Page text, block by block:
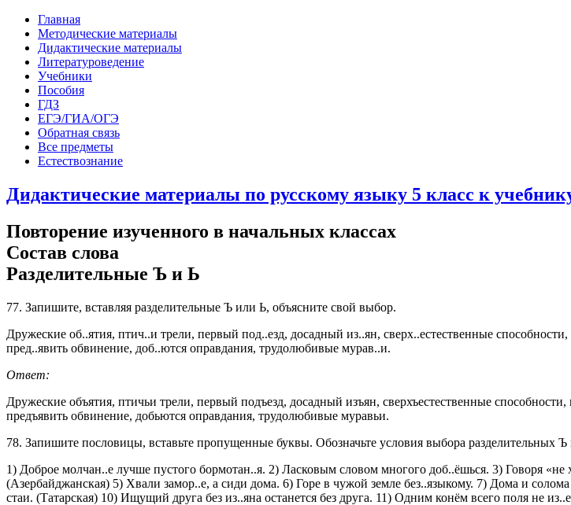
Главная
Методические материалы
Дидактические материалы
Литературоведение
Учебники
Пособия
ГДЗ
ЕГЭ/ГИА/ОГЭ
Обратная связь
Все предметы
Естествознание
Дидактические материалы по русскому языку 5 класс к
Повторение изученного в начальных классах
Состав слова
Разделительные Ъ и Ь
77. Запишите, вставляя разделительные Ъ или Ь, объясните свой выбор.
Дружеские об..ятия, птич..и трели, первый под..езд, досадный из..ян, сверх..естественные
пред..явить обвинение, доб..ются оправдания, трудолюбивые мурав..и.
Ответ:
Дружеские объятия, птичьи трели, первый подъезд, досадный изъян, сверхъестественные
предъявить обвинение, добьются оправдания, трудолюбивые муравьи.
78. Запишите пословицы, вставьте пропущенные буквы. Обозначьте условия выбора разделительных Ъ
1) Доброе молчан..е лучше пустого бормотан..я. 2) Ласковым словом многого доб..ёшься. 3) Говоря «не
(Азербайджанская) 5) Хвали замор..е, а сиди дома. 6) Горе в чужой земле без..языкому. 7) Дома и
стаи. (Татарская) 10) Ищущий друга без из..яна останется без друга. 11) Одним конём всего поля не